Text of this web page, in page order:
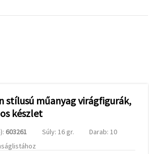
stílusú műanyag virágfigurák,
készlet
603261 Súly: 16 gr.
Darab: 10